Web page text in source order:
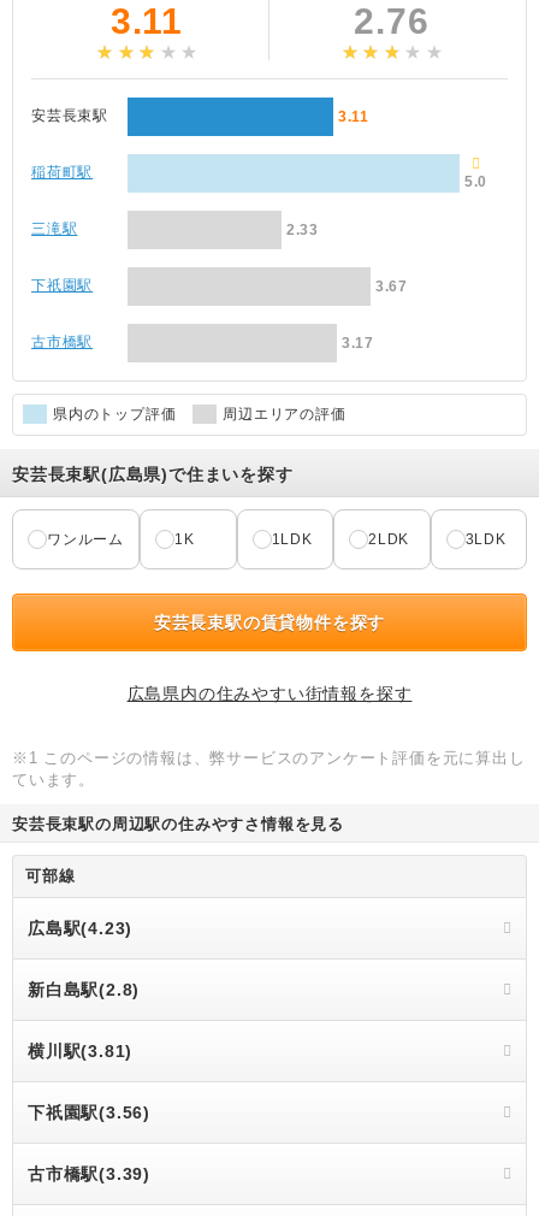
3.11 2.76
安芸長束駅 3.11
稲荷町駅
5.0
三滝駅 2.33
下祇園駅 3.67
古市橋駅 3.17
県内のトップ評価 周辺エリアの評価
安芸長束駅(広島県)で住まいを探す
ワンルーム 1K 1LDK 2LDK 3LDK
安芸長束駅の賃貸物件を探す
広島県内の住みやすい街情報を探す
※1 このページの情報は、弊サービスのアンケート評価を元に算出し
ています。
安芸長束駅の周辺駅の住みやすさ情報を見る
可部線
広島駅(4.23)
新白島駅(2.8)
横川駅(3.81)
下祇園駅(3.56)
古市橋駅(3.39)